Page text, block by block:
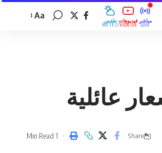
طقس
MÉTÉO
فيديوهات
VIDÉOS
مباشر
LIVE
Aa
عائلية
Share
1 Min Read